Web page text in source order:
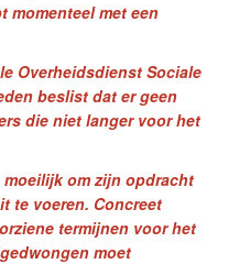
momenteel met een
Overheidsdienst Sociale
beslist dat er geen
die niet langer voor het
moeilijk om zijn opdracht
te voeren. Concreet
termijnen voor het
moet